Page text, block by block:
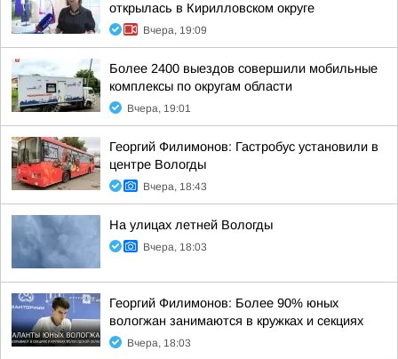
открылась в Кирилловском округе
Вчера, 19:09
Более 2400 выездов совершили мобильные
комплексы по округам области
Вчера, 19:01
Георгий Филимонов: Гастробус установили в
центре Вологды
Вчера, 18:43
На улицах летней Вологды
Вчера, 18:03
Георгий Филимонов: Более 90% юных
вологжан занимаются в кружках и секциях
Вчера, 18:03